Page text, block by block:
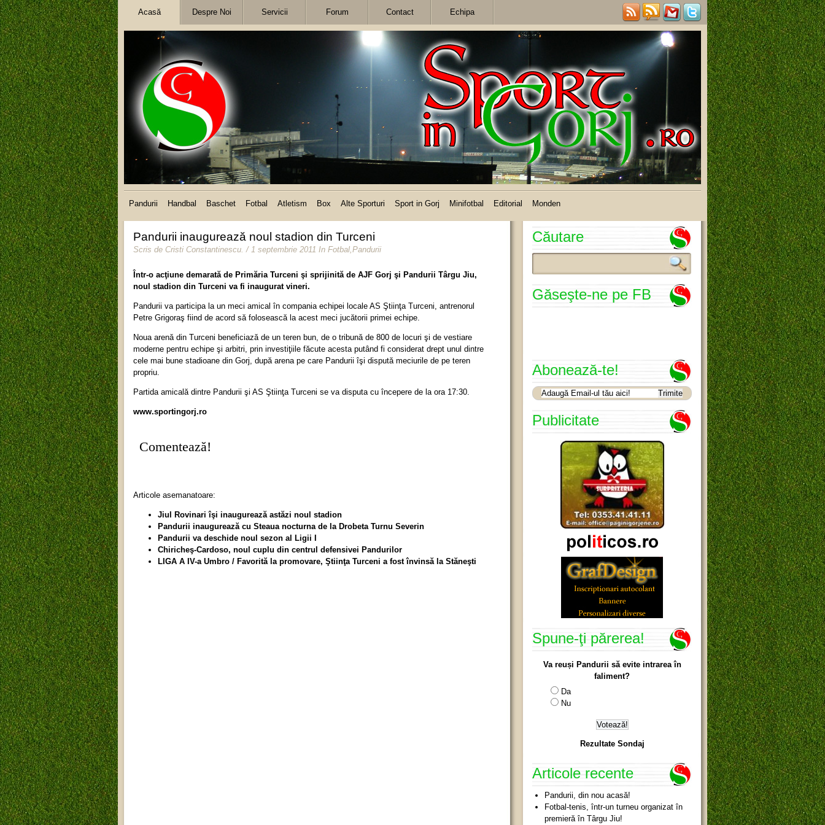
Acasă Despre Noi Servicii Forum Contact Echipa
Pandurii Handbal Baschet Fotbal Atletism Box Alte Sporturi Sport in Gorj Minifotbal Editorial Monden
Pandurii inaugurează noul stadion din Turceni
Scris de Cristi Constantinescu. / 1 septembrie 2011 In Fotbal,Pandurii
Într-o acţiune demarată de Primăria Turceni şi sprijinită de AJF Gorj şi Pandurii Târgu Jiu,
noul stadion din Turceni va fi inaugurat vineri.
Pandurii va participa la un meci amical în compania echipei locale AS Ştiinţa Turceni, antrenorul
Petre Grigoraş fiind de acord să folosească la acest meci jucătorii primei echipe.
Noua arenă din Turceni beneficiază de un teren bun, de o tribună de 800 de locuri şi de vestiare
moderne pentru echipe şi arbitri, prin investiţiile făcute acesta putând fi considerat drept unul dintre
cele mai bune stadioane din Gorj, după arena pe care Pandurii îşi dispută meciurile de pe teren
propriu.
Partida amicală dintre Pandurii şi AS Ştiinţa Turceni se va disputa cu începere de la ora 17:30.
www.sportingorj.ro
Comentează!
Articole asemanatoare:
Jiul Rovinari îşi inaugurează astăzi noul stadion
Pandurii inaugurează cu Steaua nocturna de la Drobeta Turnu Severin
Pandurii va deschide noul sezon al Ligii I
Chiricheş-Cardoso, noul cuplu din centrul defensivei Pandurilor
LIGA A IV-a Umbro / Favorită la promovare, Ştiinţa Turceni a fost învinsă la Stăneşti
Căutare
Găseşte-ne pe FB
Abonează-te!
Publicitate
Spune-ţi părerea!
Va reuși Pandurii să evite intrarea în
faliment?
Da
Nu
Rezultate Sondaj
Articole recente
Pandurii, din nou acasă!
Fotbal-tenis, într-un turneu organizat în
premieră în Târgu Jiu!